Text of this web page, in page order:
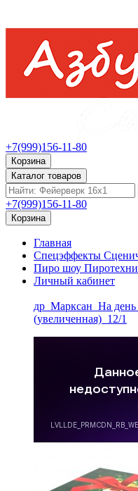
+7(999)156-11-80
Корзина
Каталог товаров
+7(999)156-11-80
Корзина
Главная
Спецэффекты
Пиро шоу
Личный кабинет
др_Марксан_На
(увеличенная)_12/1